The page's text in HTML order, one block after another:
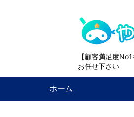
【顧客満足度
お任せ下さい
ホーム